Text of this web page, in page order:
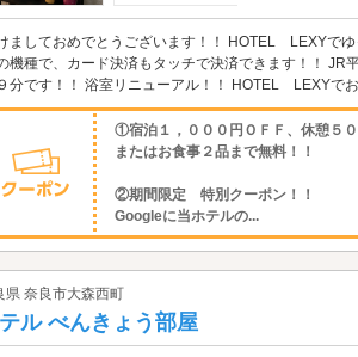
ましておめでとうございます！！ HOTEL LEXYで
機種で、カード決済もタッチで決済できます！！ JR
分です！！ 浴室リニューアル！！ HOTEL LEXYで
①宿泊１，０００円ＯＦＦ、休憩５０
またはお食事２品まで無料！！
②期間限定 特別クーポン！！
Googleに当ホテルの...
県 奈良市大森西町
ル べんきょう部屋